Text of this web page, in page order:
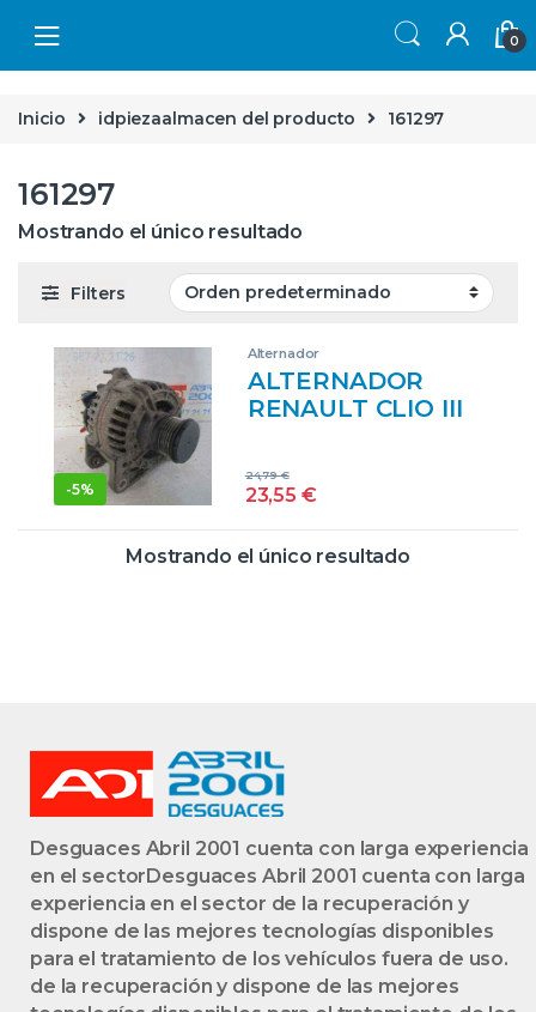
0
Inicio idpiezaalmacen del producto 161297
161297
Mostrando el único resultado
Filters
-5%
Alternador
ALTERNADOR
RENAULT CLIO III
K9K T7 – #PROV#
BOSCH
23,55 €
24,79€
Mostrando el único resultado
Desguaces Abril 2001 cuenta con larga experiencia
en el sectorDesguaces Abril 2001 cuenta con larga
experiencia en el sector de la recuperación y
dispone de las mejores tecnologías disponibles
para el tratamiento de los vehículos fuera de uso.
de la recuperación y dispone de las mejores